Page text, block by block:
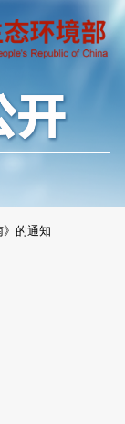
的通知